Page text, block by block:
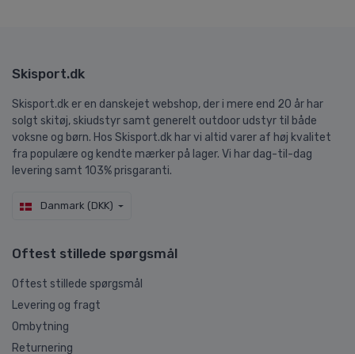
Skisport.dk
Skisport.dk er en danskejet webshop, der i mere end 20 år har
solgt skitøj, skiudstyr samt generelt outdoor udstyr til både
voksne og børn. Hos Skisport.dk har vi altid varer af høj kvalitet
fra populære og kendte mærker på lager. Vi har dag-til-dag
levering samt 103% prisgaranti.
Danmark (DKK)
Oftest stillede spørgsmål
Oftest stillede spørgsmål
Levering og fragt
Ombytning
Returnering